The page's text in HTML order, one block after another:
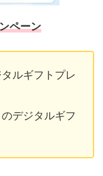
ペーン
ルギフトプレ
デジタルギフ